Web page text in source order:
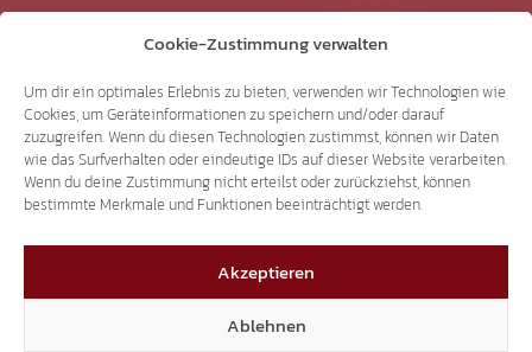
Cookie-Zustimmung verwalten
Um dir ein optimales Erlebnis zu bieten, verwenden wir Technologien wie
Cookies, um Geräteinformationen zu speichern und/oder darauf
zuzugreifen. Wenn du diesen Technologien zustimmst, können wir Daten
wie das Surfverhalten oder eindeutige IDs auf dieser Website verarbeiten.
Wenn du deine Zustimmung nicht erteilst oder zurückziehst, können
bestimmte Merkmale und Funktionen beeinträchtigt werden.
Akzeptieren
Ablehnen
41.370
X
3.507